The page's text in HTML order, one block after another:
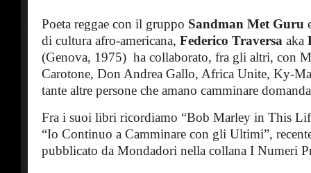
Poeta reggae con il gruppo Sandman Met Guru
di cultura afro-americana, Federico Traversa aka
(Genova, 1975) ha collaborato, fra gli altri, con
Carotone, Don Andrea Gallo, Africa Unite, Ky-
tante altre persone che amano camminare
Fra i suoi libri ricordiamo “Bob Marley in This
“Io Continuo a Camminare con gli Ultimi”,
pubblicato da Mondadori nella collana I Numeri